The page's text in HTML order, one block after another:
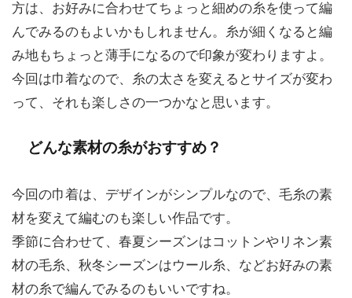
方は、お好みに合わせてちょっと細めの糸を使って編
んでみるのもよいかもしれません。糸が細くなると編
み地もちょっと薄手になるので印象が変わりますよ。
今回は巾着なので、糸の太さを変えるとサイズが変わ
って、それも楽しさの一つかなと思います。
どんな素材の糸がおすすめ？
今回の巾着は、デザインがシンプルなので、毛糸の素
材を変えて編むのも楽しい作品です。
季節に合わせて、春夏シーズンはコットンやリネン素
材の毛糸、秋冬シーズンはウール糸、などお好みの素
材の糸で編んでみるのもいいですね。